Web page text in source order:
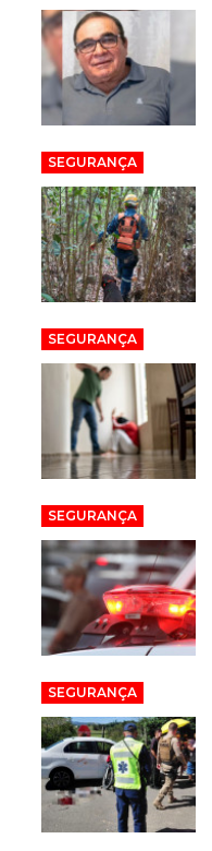
SEGURANÇA
SEGURANÇA
SEGURANÇA
SEGURANÇA